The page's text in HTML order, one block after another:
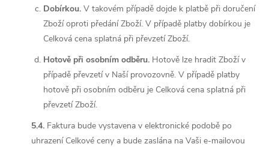
Dobírkou. V takovém případě dojde k platbě při doručení
Zboží oproti předání Zboží. V případě platby dobírkou je
Celková cena splatná při převzetí Zboží.
Hotově při osobním odběru. Hotově lze hradit Zboží v
případě převzetí v Naší provozovně. V případě platby
hotově při osobním odběru je Celková cena splatná při
převzetí Zboží.
5.4. Faktura bude vystavena v elektronické podobě po
uhrazení Celkové ceny a bude zaslána na Vaši e-mailovou